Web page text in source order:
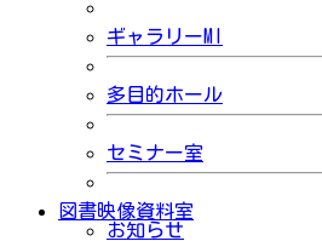
ギャラリーMI
多目的ホール
セミナー室
図書映像資料室
お知らせ